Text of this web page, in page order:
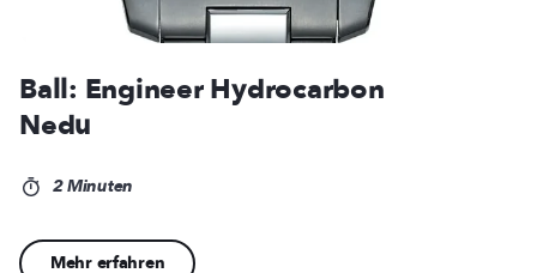
Ball: Engineer Hydrocarbon
Nedu
2 Minuten
Mehr erfahren